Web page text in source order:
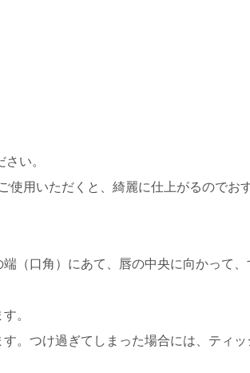
い。
用いただくと、綺麗に仕上がるのでお
（口角）にあて、唇の中央に向かって、
。
。つけ過ぎてしまった場合には、ティッ